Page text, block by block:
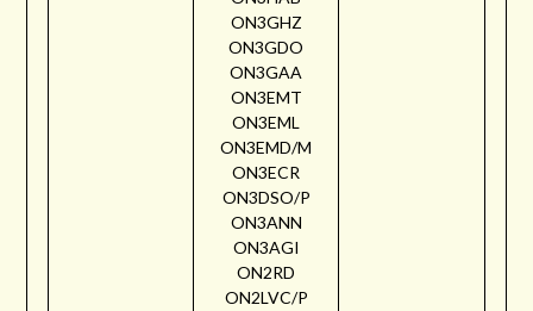
ON3GHZ
ON3GDO
ON3GAA
ON3EMT
ON3EML
ON3EMD/M
ON3ECR
ON3DSO/P
ON3ANN
ON3AGI
ON2RD
ON2LVC/P